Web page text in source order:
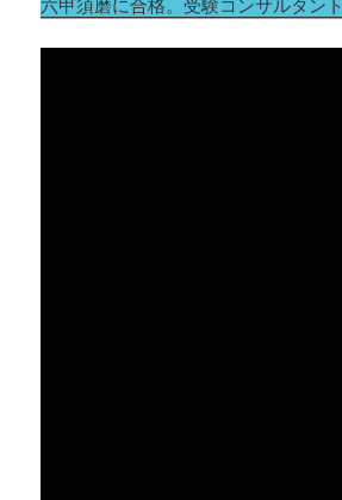
六甲須磨に合格。受験コンサルタント